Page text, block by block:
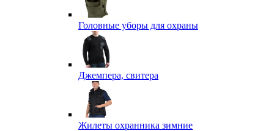
Головные уборы для охраны
Джемпера, свитера
Жилеты охранника зимние